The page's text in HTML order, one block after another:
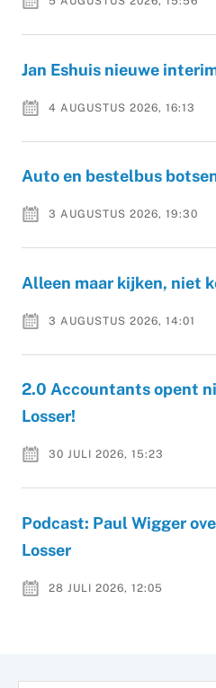
Jan Eshuis nieuwe
4 AUGUSTUS 2026, 16:13
Auto en bestelbus
3 AUGUSTUS 2026, 19:30
Alleen maar kijken, niet
3 AUGUSTUS 2026, 14:01
2.0 Accountants opent
Losser!
30 JULI 2026, 15:23
Podcast: Paul Wigger
Losser
28 JULI 2026, 12:05